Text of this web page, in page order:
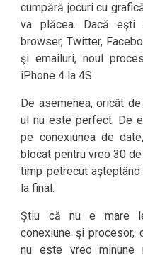
cumpără jocuri cu
va plăcea. Dacă eşti
browser, Twitter,
şi emailuri, noul
iPhone 4 la 4S.
De asemenea, oricât
ul nu este perfect. De
pe conexiunea de
blocat pentru vreo 30
timp petrecut
la final.
Ştiu că nu e mare
conexiune şi
nu este vreo minune